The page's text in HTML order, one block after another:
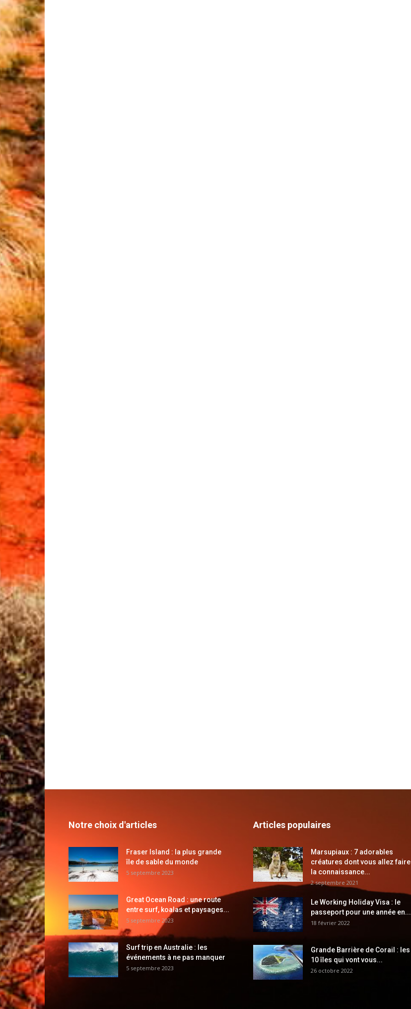
Notre choix d'articles
Fraser Island : la plus grande
île de sable du monde
5 septembre 2023
Great Ocean Road : une route
entre surf, koalas et paysages...
5 septembre 2023
Surf trip en Australie : les
événements à ne pas manquer
5 septembre 2023
Articles populaires
Marsupiaux : 7 adorables
créatures dont vous allez faire
la connaissance...
2 septembre 2021
Le Working Holiday Visa : le
passeport pour une année en...
18 février 2022
Grande Barrière de Corail : les
10 îles qui vont vous...
26 octobre 2022